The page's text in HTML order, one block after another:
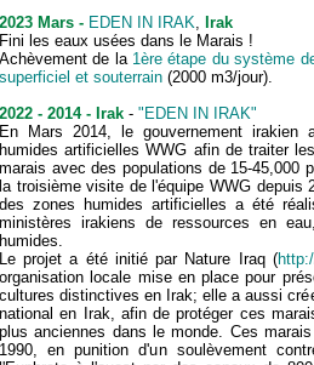
2023 Mars - EDEN IN IRAK, Irak
Fini les eaux usées dans le Marais !
Achèvement de la 1ère étape du système
superficiel et souterrain (2000 m3/jour).
2022 - 2014 - Irak - "EDEN IN IRAK"
En Mars 2014, le gouvernement
humides artificielles WWG afin de traiter
marais avec des populations de 15-45,000
la troisième visite de l'équipe WWG
des zones humides artificielles a été
ministères irakiens de ressources en
humides.
Le projet a été initié par Nature Iraq (
organisation locale mise en place pour
cultures distinctives en Irak; elle a aussi
national en Irak, afin de protéger ces
plus anciennes dans le monde. Ces
1990, en punition d'un soulèvement